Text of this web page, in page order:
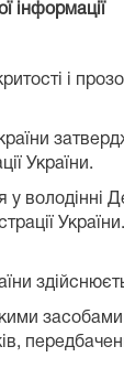
інформації
і
України.
володінні